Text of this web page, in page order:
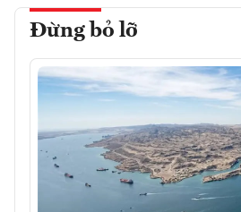
Đừng bỏ lỡ